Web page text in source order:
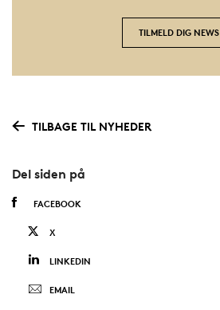
TILMELD DIG NEWS
TILBAGE TIL NYHEDER
Del siden på
FACEBOOK
X
LINKEDIN
EMAIL